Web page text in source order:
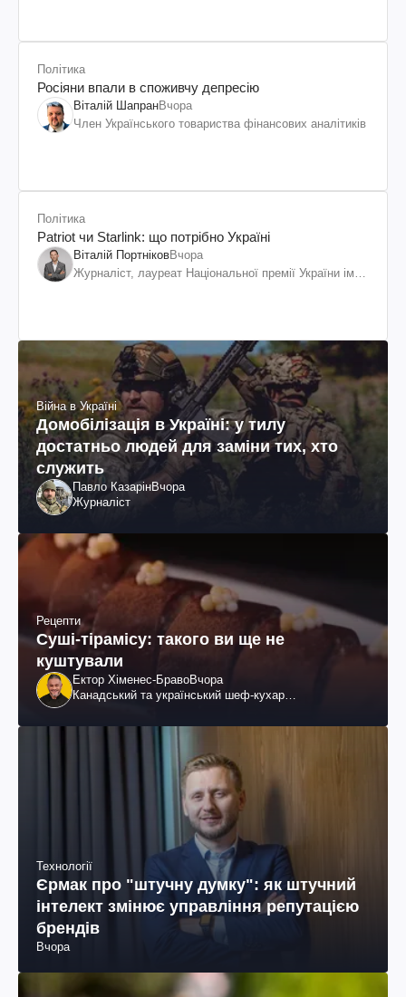
Політика
Росіяни впали в споживчу депресію
Віталій ШапранВчора
Член Українського товариства фінансових аналітиків
Політика
Patriot чи Starlink: що потрібно Україні
Віталій ПортніковВчора
Журналіст, лауреат Національної премії України ім.
Війна в Україні
Домобілізація в Україні: у тилу
достатньо людей для заміни тих, хто
служить
Павло КазарінВчора
Журналіст
Рецепти
Суші-тірамісу: такого ви ще не
куштували
Ектор Хіменес-БравоВчора
Канадський та український шеф-кухар
Технології
Єрмак про "штучну думку": як штучний
інтелект змінює управління репутацією
брендів
Вчора